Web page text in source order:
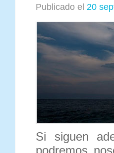
Publicado el 20
Si siguen
podremos